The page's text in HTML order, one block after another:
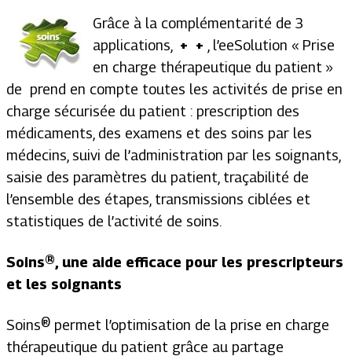
Grâce à la complémentarité de 3
applications,
+ +
, l’eeSolution « Prise
en charge thérapeutique du patient »
de prend en compte toutes les activités de prise en
charge sécurisée du patient : prescription des
médicaments, des examens et des soins par les
médecins, suivi de l’administration par les soignants,
saisie des paramètres du patient, traçabilité de
l’ensemble des étapes, transmissions ciblées et
statistiques de l’activité de soins.
Soins®, une aide efficace pour les prescripteurs
et les soignants
Soins® permet l’optimisation de la prise en charge
thérapeutique du patient grâce au partage